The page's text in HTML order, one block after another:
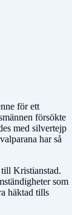
för ett
försökte
med silvertejp
har så
Kristianstad.
som
häktad tills